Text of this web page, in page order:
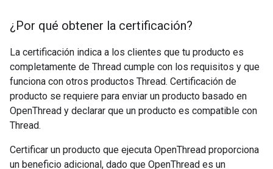
¿Por qué obtener la certificación?
La certificación indica a los clientes que tu producto es
completamente de Thread cumple con los requisitos y que
funciona con otros productos Thread. Certificación de
producto se requiere para enviar un producto basado en
OpenThread y declarar que un producto es compatible con
Thread.
Certificar un producto que ejecuta OpenThread proporciona
un beneficio adicional, dado que OpenThread es un